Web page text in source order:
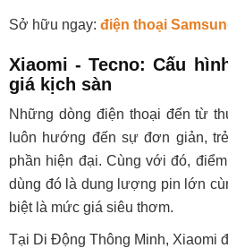
Sở hữu ngay: điện thoại
Xiaomi - Tecno: Cấu
giá kịch sàn
Những dòng điện thoại đến từ
luôn hướng đến sự đơn giản,
phần hiện đại. Cùng với đó,
dùng đó là dung lượng pin lớn
biệt là mức giá siêu thơm.
Tại Di Động Thông Minh, Xiaomi